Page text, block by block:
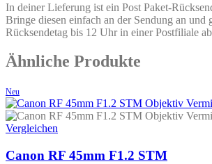
In deiner Lieferung ist ein Post Paket-
Bringe diesen einfach an der Sendung an und
Rücksendetag bis 12 Uhr in einer Postfiliale
Ähnliche Produkte
Neu
Vergleichen
Canon RF 45mm F1.2 STM